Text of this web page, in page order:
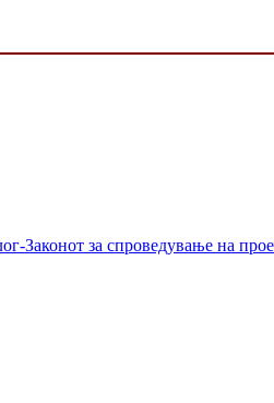
Законот за спроведување на